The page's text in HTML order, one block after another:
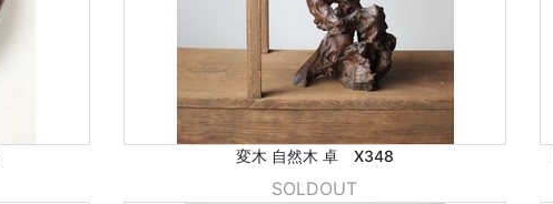
変木 自然木 卓 X348
SOLDOUT